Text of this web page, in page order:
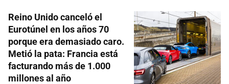
Reino Unido canceló el
Eurotúnel en los años 70
porque era demasiado caro.
Metió la pata: Francia está
facturando más de 1.000
millones al año